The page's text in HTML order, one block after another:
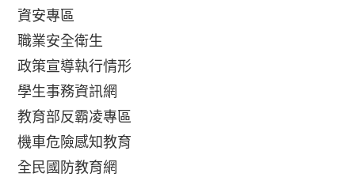
資安專區
職業安全衛生
政策宣導執行情形
學生事務資訊網
教育部反霸凌專區
機車危險感知教育
全民國防教育網